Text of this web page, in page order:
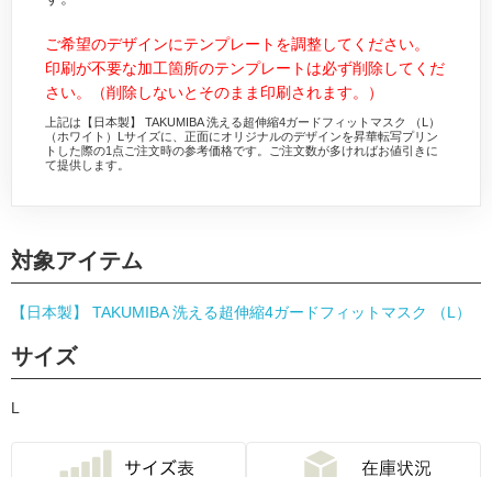
ご希望のデザインにテンプレートを調整してください。
印刷が不要な加工箇所のテンプレートは必ず削除してくだ
さい。（削除しないとそのまま印刷されます。）
上記は【日本製】 TAKUMIBA 洗える超伸縮4ガードフィットマスク （L）
（ホワイト）Lサイズに、正面にオリジナルのデザインを昇華転写プリン
トした際の1点ご注文時の参考価格です。ご注文数が多ければお値引きに
て提供します。
対象アイテム
【日本製】 TAKUMIBA 洗える超伸縮4ガードフィットマスク （L）
サイズ
L